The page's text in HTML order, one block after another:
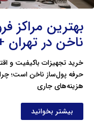
بهترین مراکز
ناخن در
خرید تجهیزات باکیفیت و
حرفه پول‌ساز ناخن است؛
هزینه‌های جاری
بیشتر بخوانید